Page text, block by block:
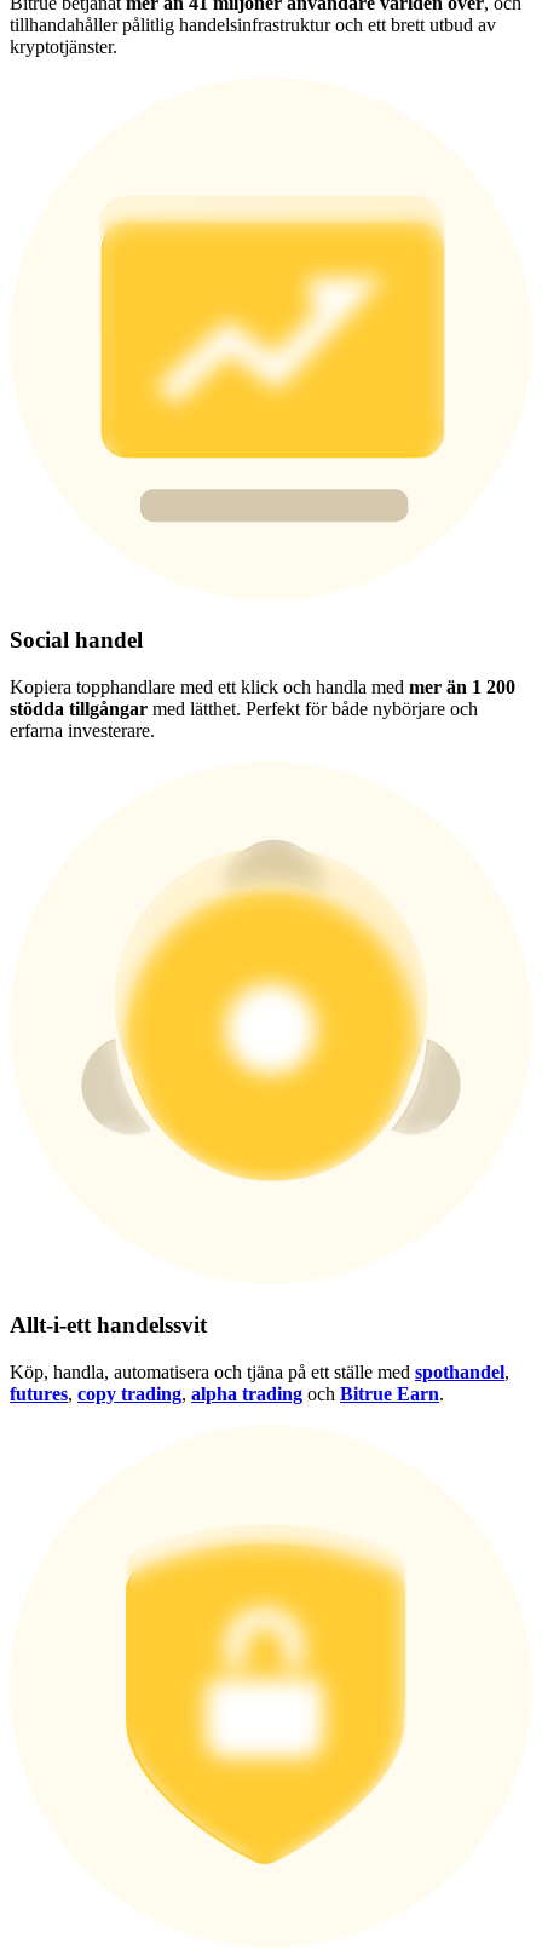
Deposit & Trade BTC to Share 25000 USDT prize pool!
Deposit CASHCAT & Win
Precious Metals Trading Carnival
USDT New User Exclusive 10% APR
USDT Flexible Staking | Daily Rewards
BTC New User Exclusive: 6.5% APR
BTC Flexible Staking | Daily Rewards
Belöningscenter
tillhandahåller pålitlig handelsinfrastruktur och ett brett utbud av
kryptotjänster.
Social handel
Kopiera topphandlare med ett klick och handla med mer än 1 200
stödda tillgångar med lätthet. Perfekt för både nybörjare och
erfarna investerare.
Allt-i-ett handelssvit
Köp, handla, automatisera och tjäna på ett ställe med spothandel,
futures, copy trading, alpha trading och Bitrue Earn.